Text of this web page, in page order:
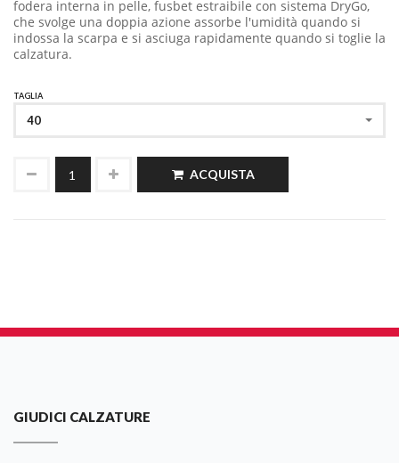
fodera interna in pelle, fusbet estraibile con sistema DryGo,
che svolge una doppia azione assorbe l'umidità quando si
indossa la scarpa e si asciuga rapidamente quando si toglie la
calzatura.
TAGLIA
40
ACQUISTA
GIUDICI CALZATURE